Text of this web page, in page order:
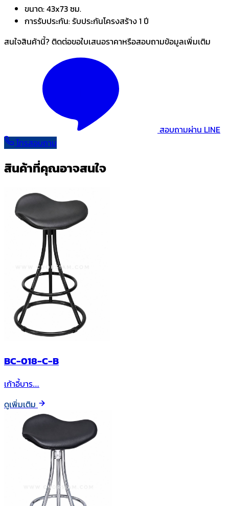
ขนาด:43x73 ซม.
การรับประกัน:รับประกันโครงสร้าง 1 ปี
สนใจสินค้านี้? ติดต่อขอใบเสนอราคาหรือสอบถามข้อมูลเพิ่มเติม
สอบถามผ่าน LINE
โทรสอบถาม
สินค้าที่คุณอาจสนใจ
BC-018-C-B
เก้าอี้บาร…
ดูเพิ่มเติม